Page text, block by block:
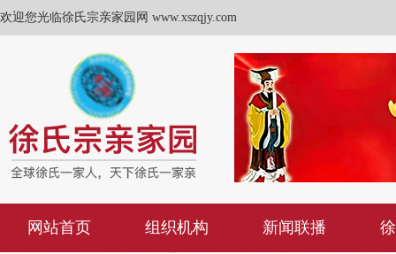
欢迎您光临徐氏宗亲家园网 www.xszqjy.com
网站首页 组织机构 新闻联播